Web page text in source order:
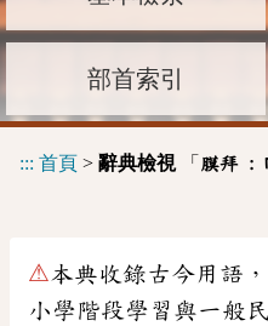
部首索引
::: 首頁 > 辭典檢視「 膜拜 :
⚠本典收錄古今用語，
小學階段學習與一般